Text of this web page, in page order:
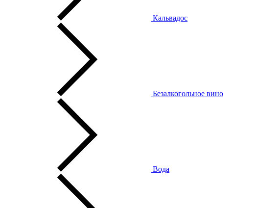
Кальвадос
Безалкогольное вино
Вода